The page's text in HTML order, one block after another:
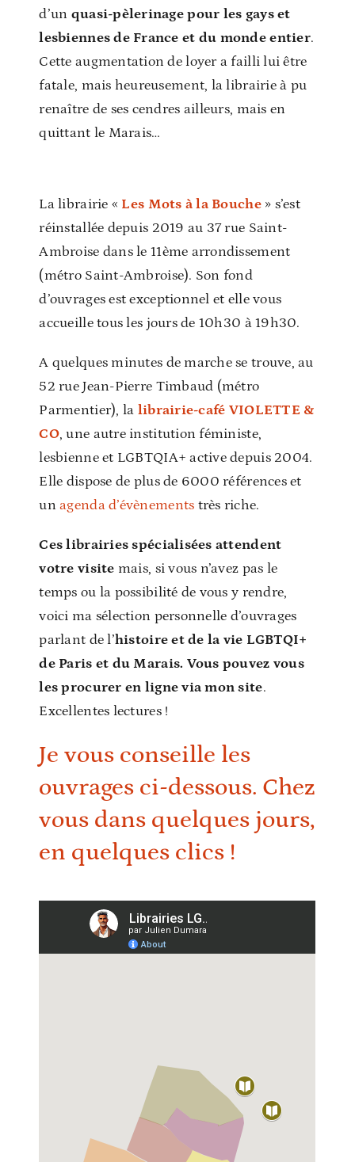
d’un quasi-pèlerinage pour les gays et
lesbiennes de France et du monde entier.
Cette augmentation de loyer a failli lui être
fatale, mais heureusement, la librairie à pu
renaître de ses cendres ailleurs, mais en
quittant le Marais…
La librairie « Les Mots à la Bouche» s’est
réinstallée depuis 2019 au 37 rue Saint-
Ambroise dans le 11ème arrondissement
(métro Saint-Ambroise). Son fond
d’ouvrages est exceptionnel et elle vous
accueille tous les jours de 10h30 à 19h30.
A quelques minutes de marche se trouve, au
52 rue Jean-Pierre Timbaud (métro
Parmentier), la librairie-café VIOLETTE &
CO, une autre institution féministe,
lesbienne et LGBTQIA+ active depuis 2004.
Elle dispose de plus de 6000 références et
unagenda d’évènements très riche.
Ces librairies spécialisées attendent
votre visite mais, si vous n’avez pas le
temps ou la possibilité de vous y rendre,
voici ma sélection personnelle d’ouvrages
parlant de l’histoire et de la vie LGBTQI+
de Paris et du Marais. Vous pouvez vous
les procurer en ligne via mon site.
Excellentes lectures !
Je vous conseille les
ouvrages ci-dessous. Chez
vous dans quelques jours,
en quelques clics !